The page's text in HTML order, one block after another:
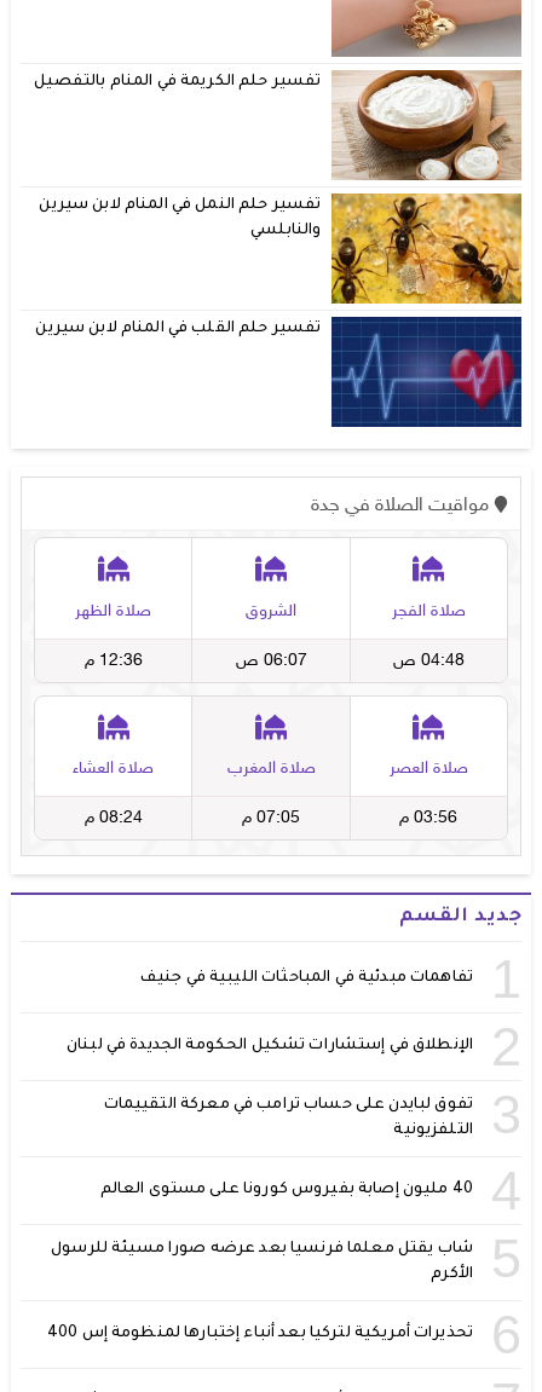
تفسير حلم الكريمة في المنام بالتفصيل
تفسير حلم النمل في المنام لابن سيرين
والنابلسي
تفسير حلم القلب في المنام لابن سيرين
جديد القسم
1 تفاهمات مبدئية في المباحثات الليبية في جنيف
2 الإنطلاق في إستشارات تشكيل الحكومة الجديدة في لبنان
3
تفوق لبايدن على حساب ترامب في معركة التقييمات
التلفزيونية
4 40 مليون إصابة بفيروس كورونا على مستوى العالم
5
شاب يقتل معلما فرنسيا بعد عرضه صورا مسيئة للرسول
الأكرم
6 تحذيرات أمريكية لتركيا بعد أنباء إختبارها لمنظومة إس 400